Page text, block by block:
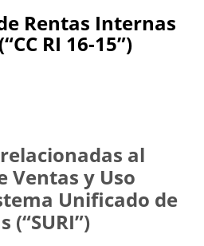
Rentas Internas
RI 16-15”)
al
Ventas y Uso
Unificado de
(“SURI”)